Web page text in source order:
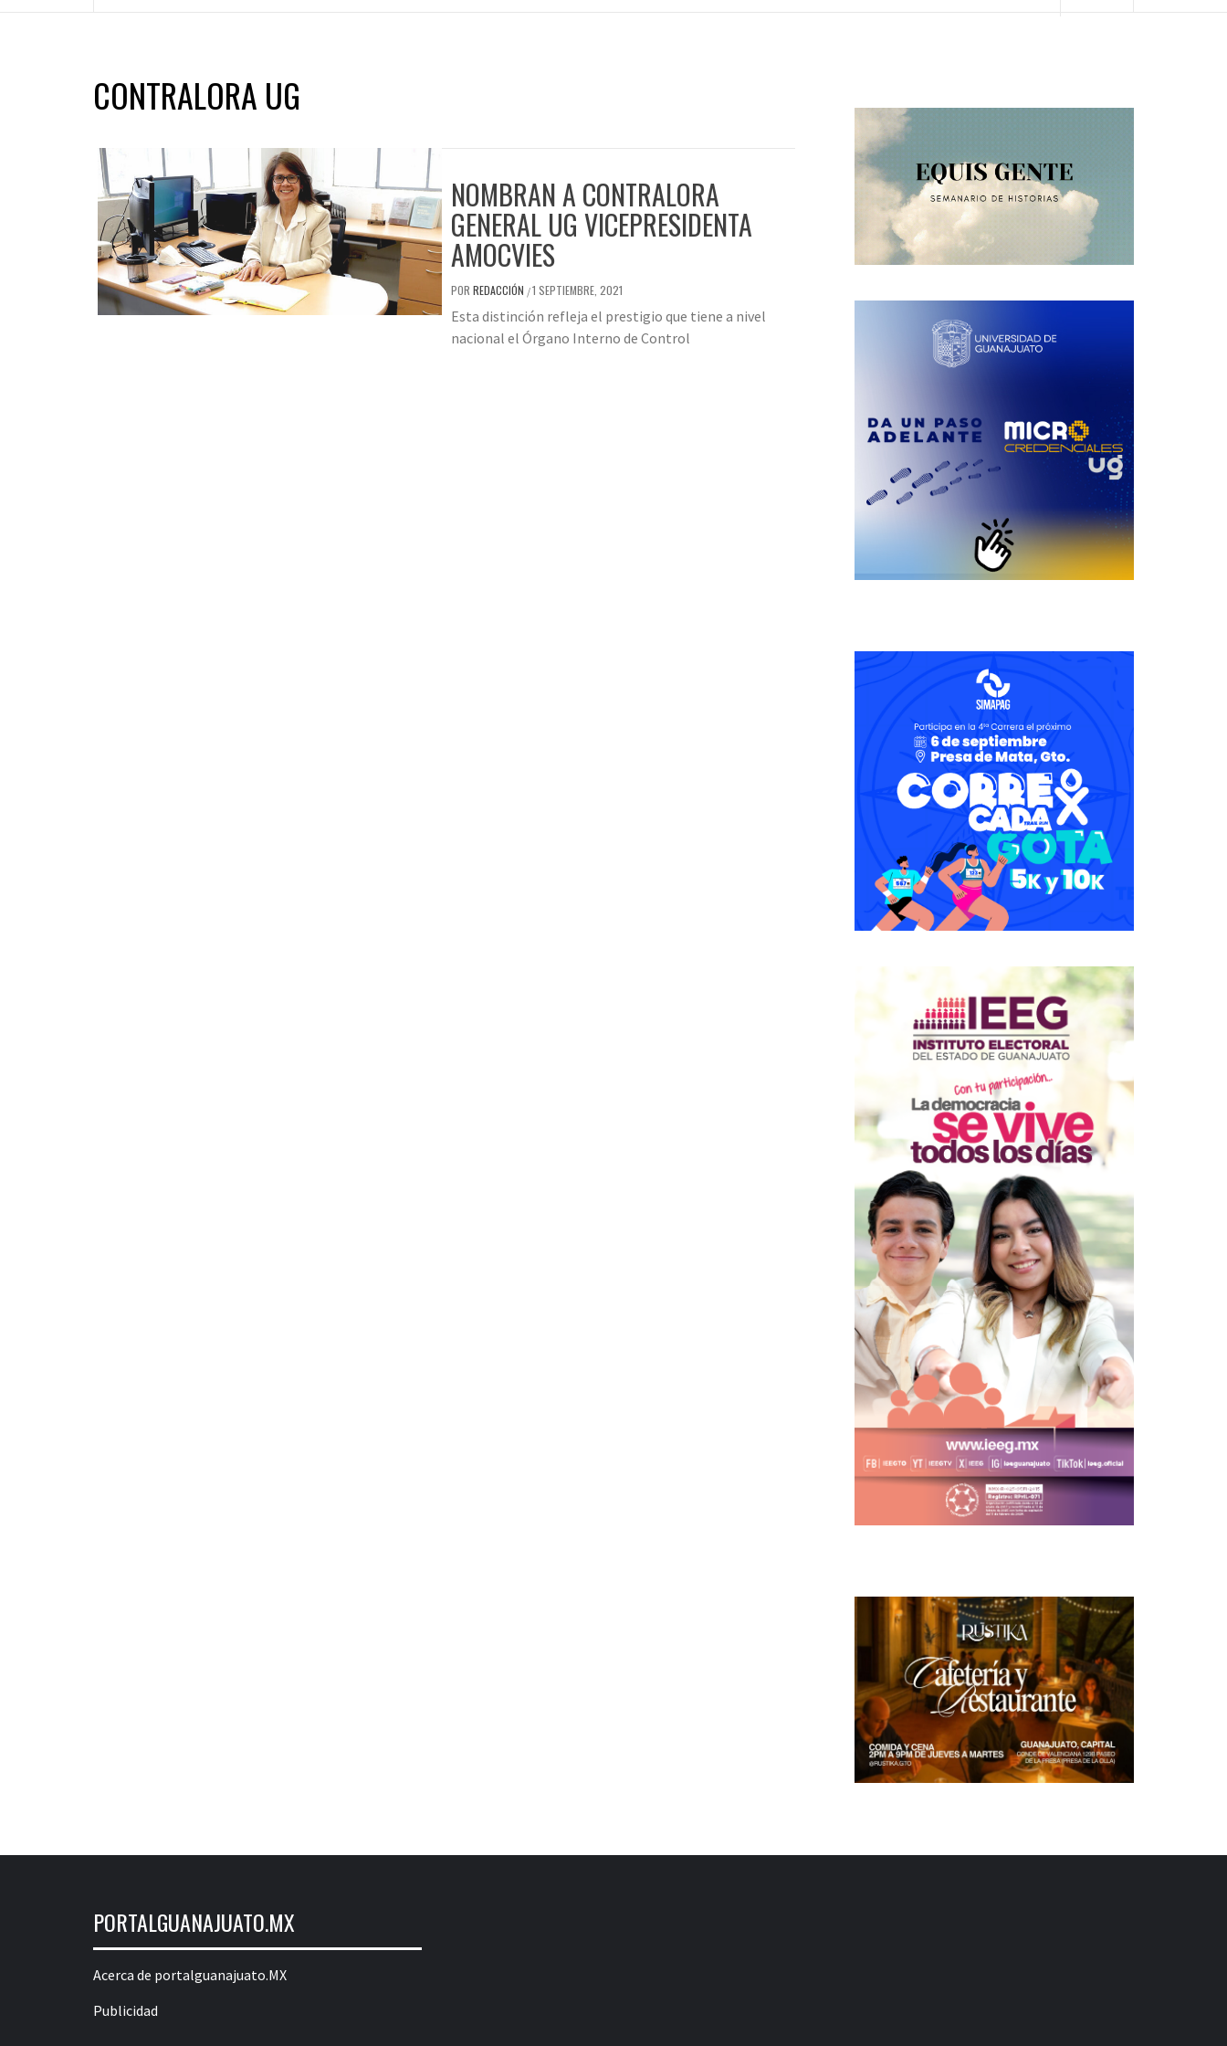
CONTRALORA UG
NOMBRAN A CONTRALORA
GENERAL UG VICEPRESIDENTA
AMOCVIES
POR REDACCIÓN /1 SEPTIEMBRE, 2021
Esta distinción refleja el prestigio que tiene a nivel
nacional el Órgano Interno de Control
PORTALGUANAJUATO.MX
Acerca de portalguanajuato.MX
Publicidad